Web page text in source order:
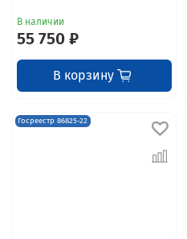
В наличии
55 750 ₽
В корзину
Госреестр 86825-22